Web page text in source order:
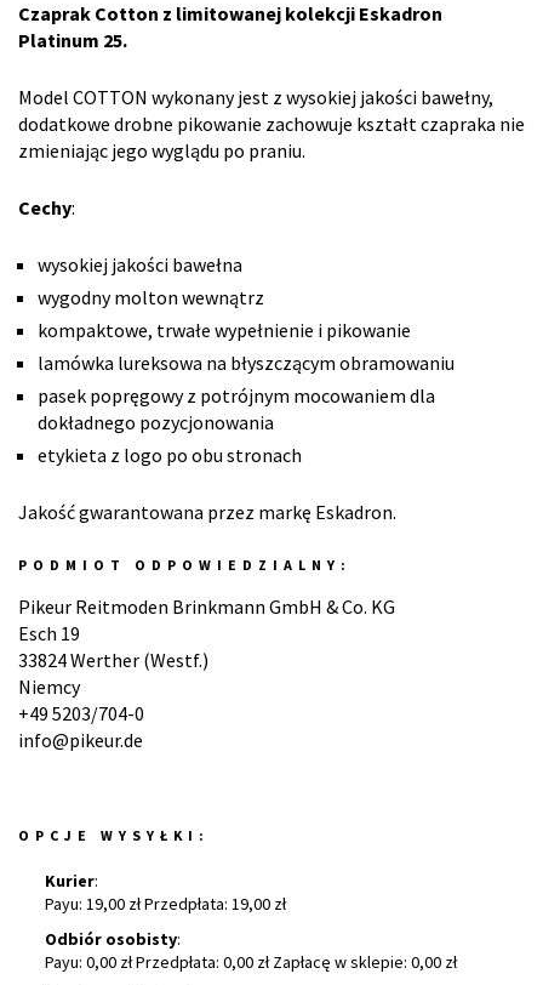
Czaprak Cotton z limitowanej kolekcji Eskadron
Platinum 25.
Model COTTON wykonany jest z wysokiej jakości bawełny,
dodatkowe drobne pikowanie zachowuje kształt czapraka nie
zmieniając jego wyglądu po praniu.
Cechy:
wysokiej jakości bawełna
wygodny molton wewnątrz
kompaktowe, trwałe wypełnienie i pikowanie
lamówka lureksowa na błyszczącym obramowaniu
pasek popręgowy z potrójnym mocowaniem dla
dokładnego pozycjonowania
etykieta z logo po obu stronach
Jakość gwarantowana przez markę Eskadron.
PODMIOT ODPOWIEDZIALNY:
Pikeur Reitmoden Brinkmann GmbH & Co. KG
Esch 19
33824 Werther (Westf.)
Niemcy
+49 5203/704-0
info@pikeur.de
OPCJE WYSYŁKI:
Kurier:
Payu: 19,00 zł Przedpłata: 19,00 zł
Odbiór osobisty:
Payu: 0,00 zł Przedpłata: 0,00 zł Zapłacę w sklepie: 0,00 zł